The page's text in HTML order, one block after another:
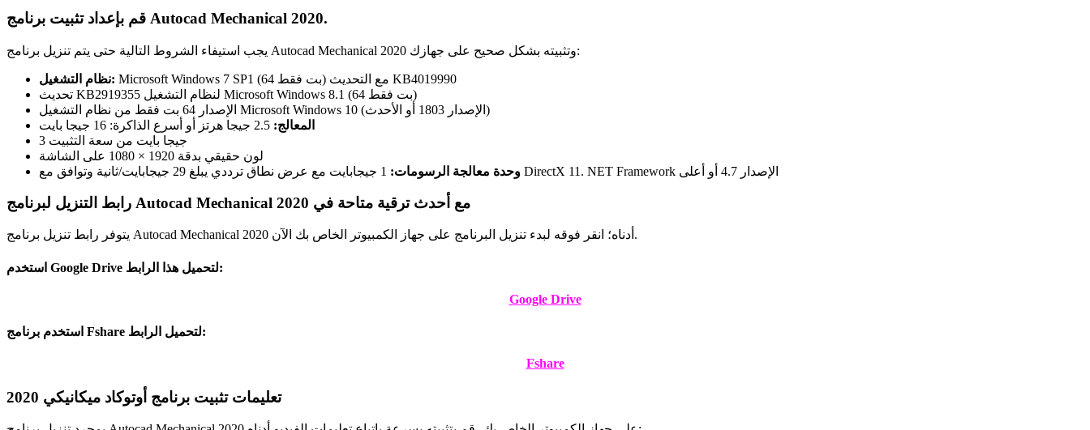
قم بإعداد تثبيت برنامج Autocad Mechanical 2020.
يجب استيفاء الشروط التالية حتى يتم تنزيل برنامج Autocad Mechanical 2020 وتثبيته بشكل صحيح على جهازك:
نظام التشغيل:
Microsoft Windows 7 SP1 (64 بت فقط) مع التحديث KB4019990
تحديث KB2919355 لنظام التشغيل Microsoft Windows 8.1 (64 بت فقط)
الإصدار 64 بت فقط من نظام التشغيل Microsoft Windows 10 (الإصدار 1803 أو الأحدث)
المعالج:
3 جيجا بايت من سعة التثبيت
لون حقيقي بدقة 1920 × 1080 على الشاشة
وحدة معالجة الرسومات:
1 جيجابايت مع عرض نطاق ترددي يبلغ 29 جيجابايت/ثانية وتوافق مع DirectX 11. NET Framework الإصدار 4.7 أو أعلى
رابط التنزيل لبرنامج Autocad Mechanical 2020 مع أحدث ترقية متاحة في
يتوفر رابط تنزيل برنامج Autocad Mechanical 2020 أدناه؛ انقر فوقه لبدء تنزيل البرنامج على جهاز الكمبيوتر الخاص بك الآن.
استخدم Google Drive لتحميل هذا الرابط:
Google Drive
استخدم برنامج Fshare لتحميل الرابط:
Fshare
تعليمات تثبيت برنامج أوتوكاد ميكانيكي 2020